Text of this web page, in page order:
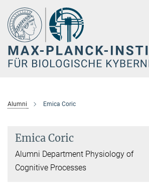
Hauptinhalt
Alumni Emica Coric
Emica Coric
Alumni Department Physiology of
Cognitive Processes